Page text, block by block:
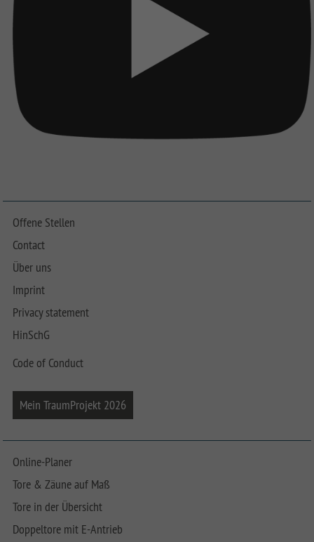
Offene Stellen
Contact
Über uns
Imprint
Privacy statement
HinSchG
Code of Conduct
Mein TraumProjekt 2026
Online-Planer
Tore & Zäune auf Maß
Tore in der Übersicht
Doppeltore mit E-Antrieb